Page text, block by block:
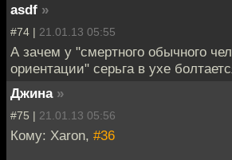
asdf »
#74 | 21.01.13 05:55
А зачем у "смертного обычного
ориентации" серьга в ухе
Джина »
#75 | 21.01.13 05:56
Кому: Xaron, #36